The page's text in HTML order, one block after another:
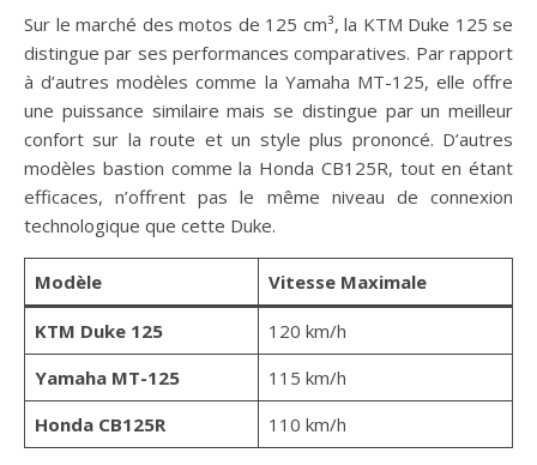
Sur le marché des motos de 125 cm³, la KTM Duke 125 se
distingue par ses performances comparatives. Par rapport
à d’autres modèles comme la Yamaha MT-125, elle offre
une puissance similaire mais se distingue par un meilleur
confort sur la route et un style plus prononcé. D’autres
modèles bastion comme la Honda CB125R, tout en étant
efficaces, n’offrent pas le même niveau de connexion
technologique que cette Duke.
Modèle Vitesse Maximale
KTM Duke 125
120 km/h
Yamaha MT-125
115 km/h
Honda CB125R
110 km/h